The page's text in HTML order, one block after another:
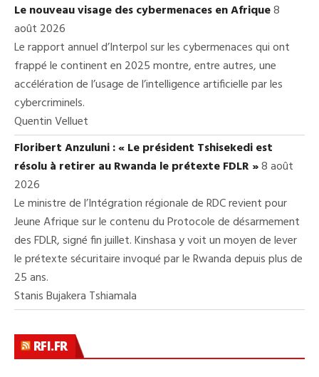
Le nouveau visage des cybermenaces en Afrique8
août 2026
Le rapport annuel d’Interpol sur les cybermenaces qui ont
frappé le continent en 2025 montre, entre autres, une
accélération de l’usage de l’intelligence artificielle par les
cybercriminels.
Quentin Velluet
Floribert Anzuluni : « Le président Tshisekedi est
résolu à retirer au Rwanda le prétexte FDLR »8 août
2026
Le ministre de l’Intégration régionale de RDC revient pour
Jeune Afrique sur le contenu du Protocole de désarmement
des FDLR, signé fin juillet. Kinshasa y voit un moyen de lever
le prétexte sécuritaire invoqué par le Rwanda depuis plus de
25 ans.
Stanis Bujakera Tshiamala
RFI.FR